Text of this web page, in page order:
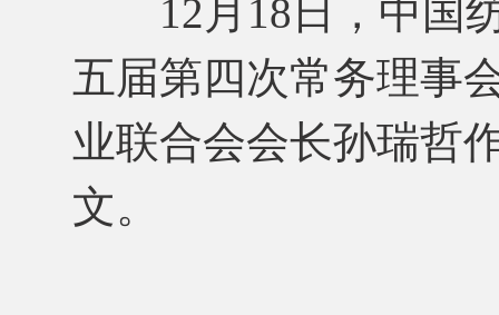
12月18日，中国纺
五届第四次常务理事
业联合会会长孙瑞哲
文。